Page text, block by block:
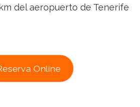
del aeropuerto de Tenerife
Online